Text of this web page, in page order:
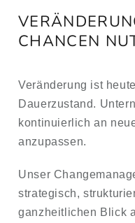
CHANCEN
Veränderung ist
Dauerzustand.
kontinuierlich an
anzupassen.
Unser
strategisch,
ganzheitlichen Blick